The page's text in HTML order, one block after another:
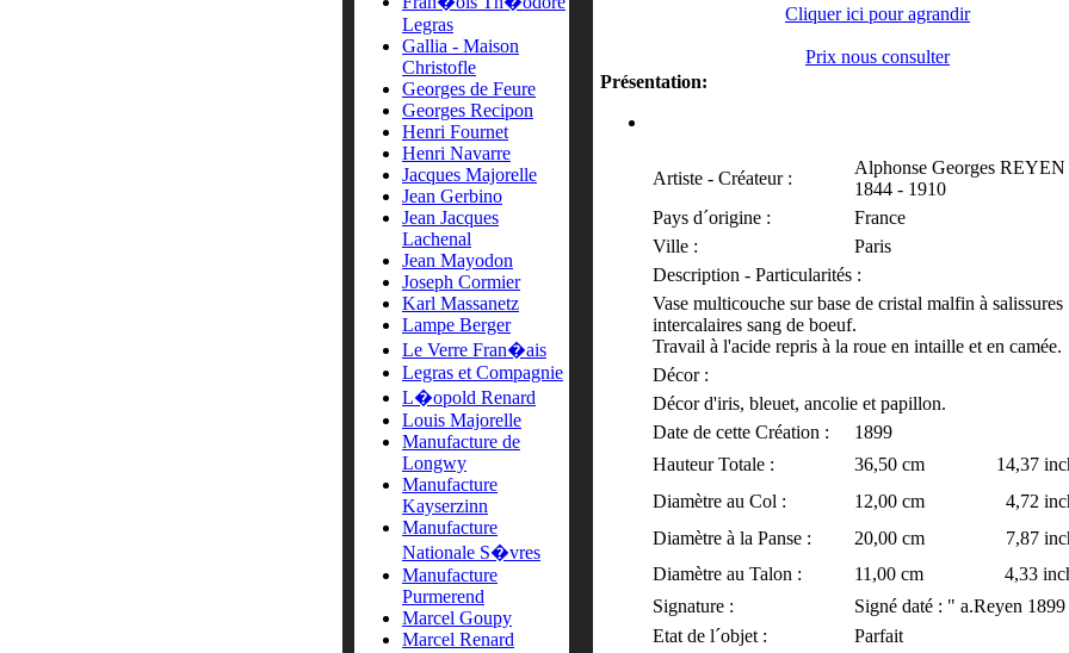
Legras
Gallia - Maison
Christofle
Georges de Feure
Georges Recipon
Henri Fournet
Henri Navarre
Jacques Majorelle
Jean Gerbino
Jean Jacques
Lachenal
Jean Mayodon
Joseph Cormier
Karl Massanetz
Lampe Berger
Le Verre Fran�ais
Legras et Compagnie
L�opold Renard
Louis Majorelle
Manufacture de
Longwy
Manufacture
Kayserzinn
Manufacture
Nationale S�vres
Manufacture
Purmerend
Marcel Goupy
Marcel Renard
Cliquer ici pour agrandir
Prix nous consulter
Présentation:
Artiste - Créateur :
Alphonse Georges REYEN
1844 - 1910
Pays d´origine :
France
Ville :
Paris
Description - Particularités :
Vase multicouche sur base de cristal malfin à salissures
intercalaires sang de boeuf.
Travail à l'acide repris à la roue en intaille et en camée.
Décor :
Décor d'iris, bleuet, ancolie et papillon.
Date de cette Création :
1899
Hauteur Totale :
36,50 cm 14,37
Diamètre au Col :
12,00 cm 4,72
Diamètre à la Panse :
20,00 cm 7,87
Diamètre au Talon :
11,00 cm 4,33
Signature :
Signé daté : " a.Reyen 1899
Etat de l´objet :
Parfait